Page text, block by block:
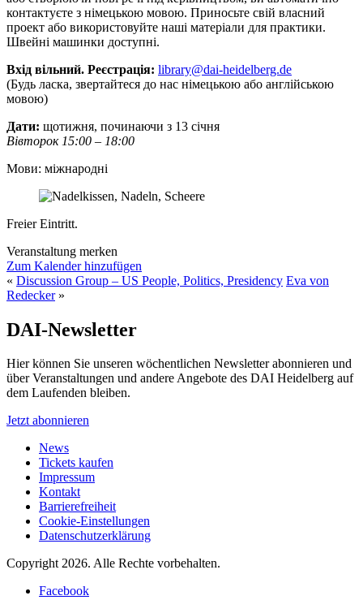
контактуєте з німецькою мовою. Приносьте свій власний
проект або використовуйте наші матеріали для практики.
Швейні машинки доступні.
Вхід вільний. Реєстрація: library@dai-heidelberg.de
(Будь ласка, звертайтеся до нас німецькою або англійською
мовою)
Дати: щотижня, починаючи з 13 січня
Вівторок 15:00 – 18:00
Мови: міжнародні
Freier Eintritt.
Veranstaltung merken
Zum Kalender hinzufügen
« Discussion Group – US People, Politics, Presidency Eva von
Redecker»
DAI-Newsletter
Hier können Sie unseren wöchentlichen Newsletter abonnieren und
über Veranstaltungen und andere Angebote des DAI Heidelberg auf
dem Laufenden bleiben.
Jetzt abonnieren
News
Tickets kaufen
Impressum
Kontakt
Barrierefreiheit
Cookie-Einstellungen
Datenschutzerklärung
Copyright 2026. Alle Rechte vorbehalten.
Facebook